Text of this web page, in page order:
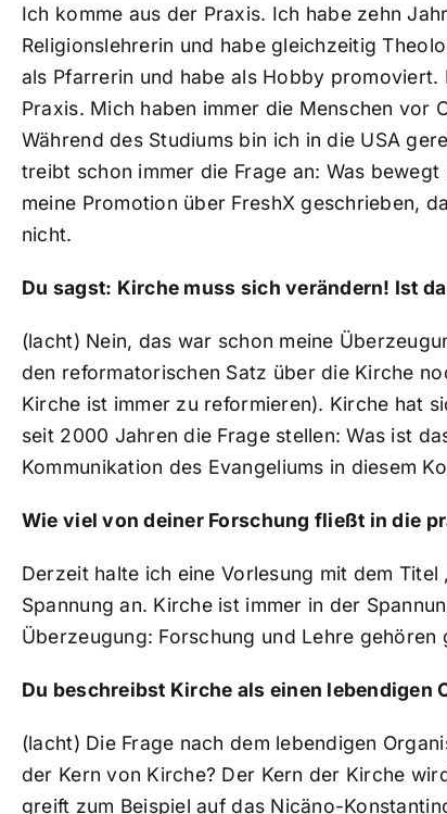
Ich komme aus der Praxis. Ich habe zehn
Religionslehrerin und habe gleichzeitig
als Pfarrerin und habe als Hobby
Praxis. Mich haben immer die Menschen vor
Während des Studiums bin ich in die USA
treibt schon immer die Frage an: Was
meine Promotion über FreshX geschrieben,
nicht.
Du sagst: Kirche muss sich verändern! Ist
(lacht) Nein, das war schon meine
den reformatorischen Satz über die Kirche
Kirche ist immer zu reformieren). Kirche hat
seit 2000 Jahren die Frage stellen: Was ist
Kommunikation des Evangeliums in diesem
Wie viel von deiner Forschung fließt in die
Derzeit halte ich eine Vorlesung mit dem
Spannung an. Kirche ist immer in der
Überzeugung: Forschung und Lehre gehören
Du beschreibst Kirche als einen lebendigen
(lacht) Die Frage nach dem lebendigen
der Kern von Kirche? Der Kern der Kirche
greift zum Beispiel auf das Nicäno-